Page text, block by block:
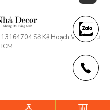
Sở Kế Hoạch Và Đầu Tư